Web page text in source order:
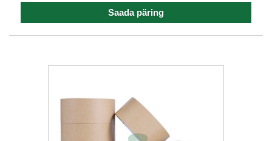
Saada päring